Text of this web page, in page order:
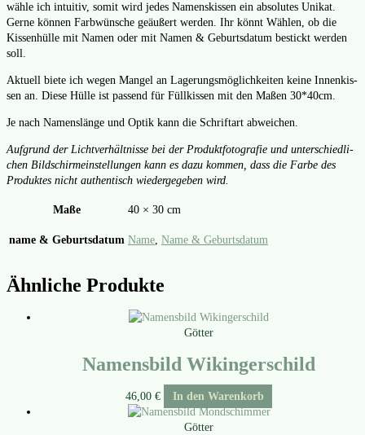
wäh­le ich intui­tiv, somit wird jedes Namens­kis­sen ein abso­lu­tes Uni­kat.
Ger­ne kön­nen Farb­wün­sche geäu­ßert wer­den. Ihr könnt Wäh­len, ob die
Kis­sen­hül­le mit Namen oder mit Namen & Geburts­da­tum bestickt wer­den
soll.
Aktu­ell bie­te ich wegen Man­gel an Lage­rungs­mög­lich­kei­ten kei­ne Innen­kis­
sen an. Die­se Hül­le ist pas­send für Füll­kis­sen mit den Maßen 30*40cm.
Je nach Namens­län­ge und Optik kann die Schrift­art abwei­chen.
Auf­grund der Licht­ver­hält­nis­se bei der Pro­dukt­fo­to­gra­fie und unter­schied­li­
chen Bild­schirm­ein­stel­lun­gen kann es dazu kom­men, dass die Far­be des
Pro­duk­tes nicht authen­tisch wie­der­ge­ge­ben wird.
Maße 40 × 30 cm
name & Geburtsdatum Name, Name & Geburtsdatum
Ähnliche Produkte
Götter
Namensbild Wikingerschild
46,00 € In den Warenkorb
Götter